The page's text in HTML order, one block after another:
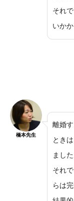
それ
いかか
橋本先生
離婚
とき
ました
それ
らは